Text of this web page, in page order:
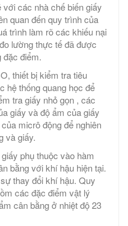
các nhà chế biến giấy
quan đến quy trình của
trình làm rõ các khiếu nại
lường thực tế đã được
đặc điểm.
thiết bị kiểm tra tiêu
hệ thống quang học để
tra giấy nhỏ gọn , các
giấy và độ ẩm của giấy
micrô động để nghiên
và giấy.
phụ thuộc vào hàm
bằng với khí hậu hiện tại.
thay đổi khí hậu. Quy
các đặc điểm vật lý
cân bằng ở nhiệt độ 23